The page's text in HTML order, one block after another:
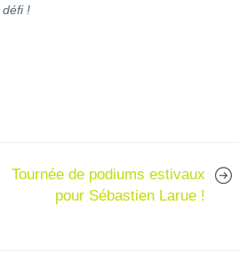
défi !
Tournée de podiums estivaux
pour Sébastien Larue !